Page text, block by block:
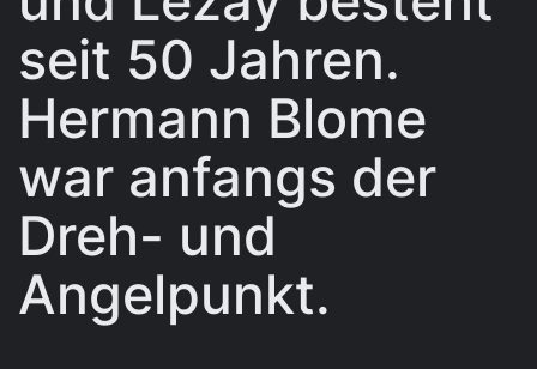
seit 50 Jahren.
Hermann Blome
war anfangs der
Dreh- und
Angelpunkt.